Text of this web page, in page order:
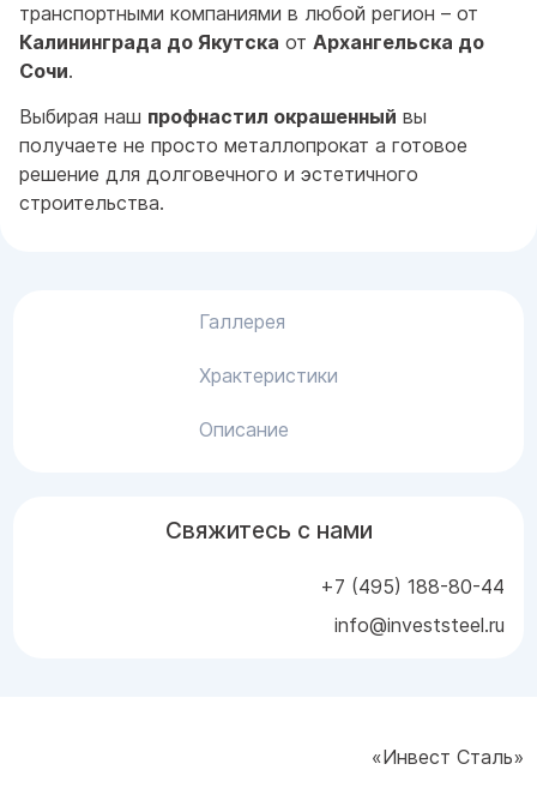
транспортными компаниями в любой регион – от
Калининграда до Якутска от Архангельска до
Сочи.
Выбирая наш профнастил окрашенный вы
получаете не просто металлопрокат а готовое
решение для долговечного и эстетичного
строительства.
Галлерея
Храктеристики
Описание
Свяжитесь с нами
+7 (495) 188-80-44
info@investsteel.ru
«Инвест Сталь»